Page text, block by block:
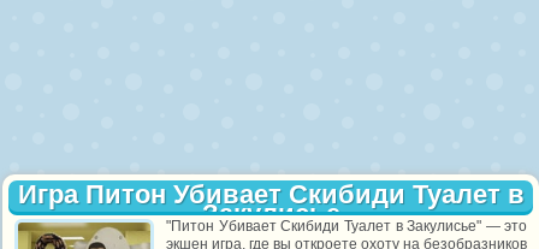
Игра Питон Убивает Скибиди Туалет в
Закулисье
"Питон Убивает Скибиди Туалет в Закулисье" — это
экшен игра, где вы откроете охоту на безобразников